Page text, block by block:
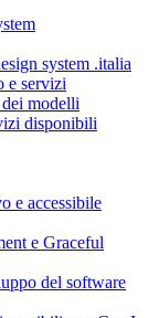
system .italia
e servizi
modelli
disponibili
e accessibile
e Graceful
del software